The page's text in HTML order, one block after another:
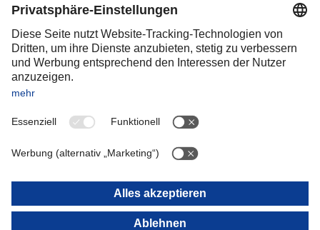
Romania
Slovakia
Spain
Sweden
Switzerland
OCEANIA